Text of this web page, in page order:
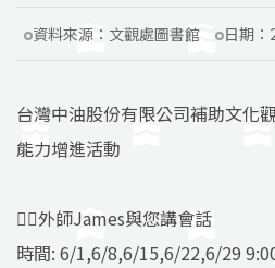
資料來源： 文觀處圖書館 日期：
台灣中油股份有限公司補助文化
能力增進活動
👱‍♂️外師James與您講會話
時間: 6/1,6/8,6/15,6/22,6/29